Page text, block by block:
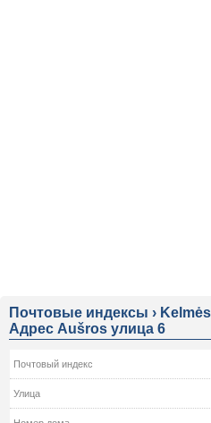
Почтовые индексы ›
Адрес Aušros улица 6